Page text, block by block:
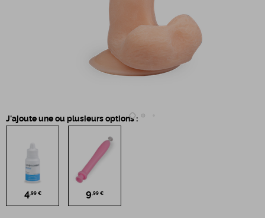
J'ajoute une ou plusieurs options :
4,99 € 9,99 €